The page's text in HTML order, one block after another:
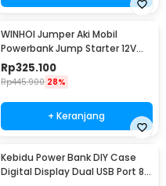
WINHOI Jumper Aki Mobil
Powerbank Jump Starter 12V
10000mAh 600A - JX27
Rp325.100
Rp445.900 28%
+ Keranjang
Kebidu Power Bank DIY Case
Digital Display Dual USB Port 8